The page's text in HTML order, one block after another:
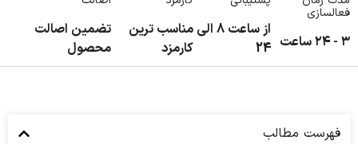
فعالسازی
۳ - ۲۴ ساعت
از ساعت 8 الی
24
مناسب ترین
کارمزد
تضمین اصالت
محصول
فهرست مطالب